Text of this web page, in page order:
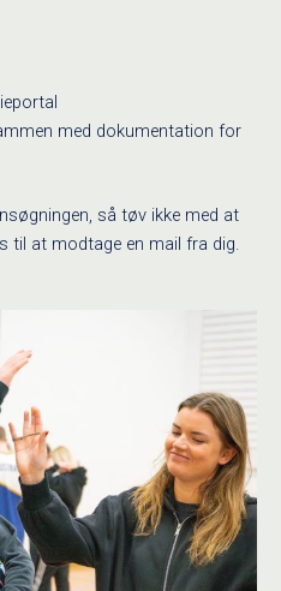
med dokumentation for
så tøv ikke med at
at modtage en mail fra dig.